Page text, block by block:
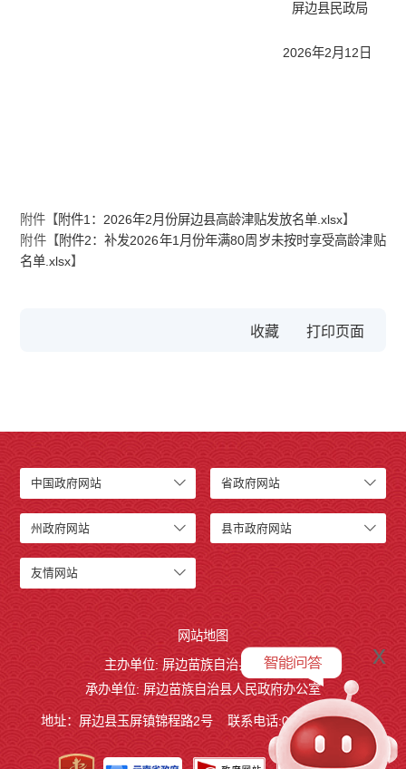
屏边县民政局
2026年2月12日
附件【附件1：2026年2月份屏边县高龄津贴发放名单.xlsx】
附件【附件2：补发2026年1月份年满80周岁未按时享受高龄津贴
名单.xlsx】
收藏
中国政府网站 省政府网站
州政府网站 县市政府网站
友情网站
网站地图
主办单位: 屏边苗族自治县人民政府
承办单位: 屏边苗族自治县人民政府办公室
地址：屏边县玉屏镇锦程路2号 联系电话:0873-3221803
x